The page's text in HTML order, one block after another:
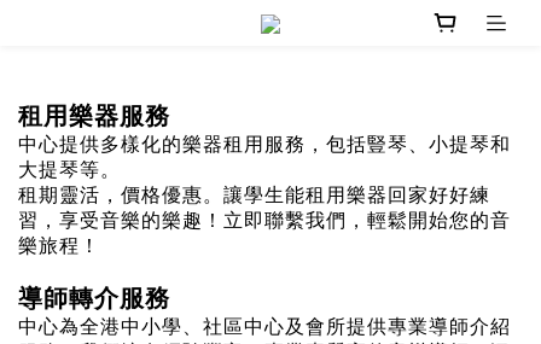
租用樂器服務
中心提供多樣化的樂器租用服務，包括豎琴、小提琴和
大提琴等。
租期靈活，價格優惠。讓學生能租用樂器回家好好練
習，享受音樂的樂趣！立即聯繫我們，輕鬆開始您的音
樂旅程！
導師轉介服務
中心為全港中小學、社區中心及會所提供專業導師介紹